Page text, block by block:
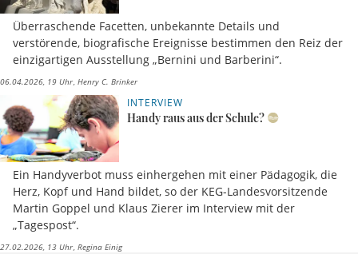
Überraschende Facetten, unbekannte Details und
verstörende, biografische Ereignisse bestimmen den Reiz der
einzigartigen Ausstellung „Bernini und Barberini“.
06.04.2026, 19 Uhr Henry C. Brinker
INTERVIEW
Handy raus aus der Schule?
Ein Handyverbot muss einhergehen mit einer Pädagogik, die
Herz, Kopf und Hand bildet, so der KEG-Landesvorsitzende
Martin Goppel und Klaus Zierer im Interview mit der
„Tagespost“.
27.02.2026, 13 Uhr Regina Einig